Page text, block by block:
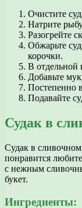
Очистите
Натрите
Разогрейте
Обжарьте
корочки.
В отдельной
Добавьте
Постепенно
Подавайте
Судак в
Судак в
понравится
с нежным
букет.
Ингредиенты: